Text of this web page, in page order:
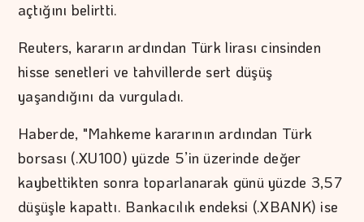
açtığını belirtti.
Reuters, kararın ardından Türk lirası cinsinden
hisse senetleri ve tahvillerde sert düşüş
yaşandığını da vurguladı.
Haberde, "Mahkeme kararının ardından Türk
borsası (.XU100) yüzde 5’in üzerinde değer
kaybettikten sonra toparlanarak günü yüzde 3,57
düşüşle kapattı. Bankacılık endeksi (.XBANK) ise